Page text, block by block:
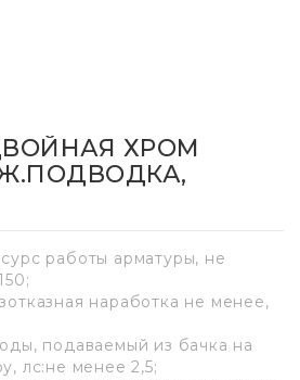
ХРОМ
работы арматуры, не
наработка не менее,
подаваемый из бачка на
лс:не менее 2,5;